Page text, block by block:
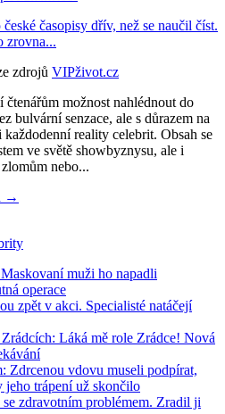
časopisy dřív, než se naučil číst.
zrovna...
zdrojů VIPživot.cz
možnost nahlédnout do
bulvární senzace, ale s důrazem na
reality celebrit. Obsah se
ve světě showbyznysu, ale i
nebo...
→
muži ho napadli
operace
zpět v akci. Specialisté natáčejí
Láká mě role Zrádce! Nová
Zdrcenou vdovu museli podpírat,
trápení už skončilo
zdravotním problémem. Zradil ji